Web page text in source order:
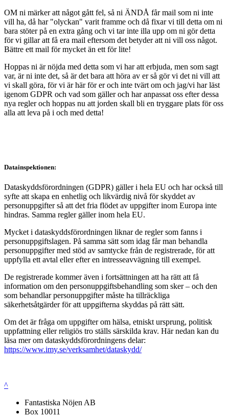
OM ni märker att något gått fel, så ni ÄNDÅ får mail som ni inte
vill ha, då har "olyckan" varit framme och då fixar vi till detta om ni
bara stöter på en extra gång och vi tar inte illa upp om ni gör detta
för vi gillar att få era mail eftersom det betyder att ni vill oss något.
Bättre ett mail för mycket än ett för lite!
Hoppas ni är nöjda med detta som vi har att erbjuda, men som sagt
var, är ni inte det, så är det bara att höra av er så gör vi det ni vill att
vi skall göra, för vi är här för er och inte tvärt om och jag/vi har läst
igenom GDPR och vad som gäller och har anpassat oss efter dessa
nya regler och hoppas nu att jorden skall bli en tryggare plats för oss
alla att leva på i och med detta!
Datainspektionen:
Dataskyddsförordningen (GDPR) gäller i hela EU och har också till
syfte att skapa en enhetlig och likvärdig nivå för skyddet av
personuppgifter så att det fria flödet av uppgifter inom Europa inte
hindras. Samma regler gäller inom hela EU.
Mycket i dataskyddsförordningen liknar de regler som fanns i
personuppgiftslagen. På samma sätt som idag får man behandla
personuppgifter med stöd av samtycke från de registrerade, för att
uppfylla ett avtal eller efter en intresseavvägning till exempel.
De registrerade kommer även i fortsättningen att ha rätt att få
information om den personuppgiftsbehandling som sker – och den
som behandlar personuppgifter måste ha tillräckliga
säkerhetsåtgärder för att uppgifterna skyddas på rätt sätt.
Om det är fråga om uppgifter om hälsa, etniskt ursprung, politisk
uppfattning eller religiös tro ställs särskilda krav. Här nedan kan du
läsa mer om dataskyddsförordningens delar:
https://www.imy.se/verksamhet/dataskydd/
^
Fantastiska Nöjen AB
Box 10011